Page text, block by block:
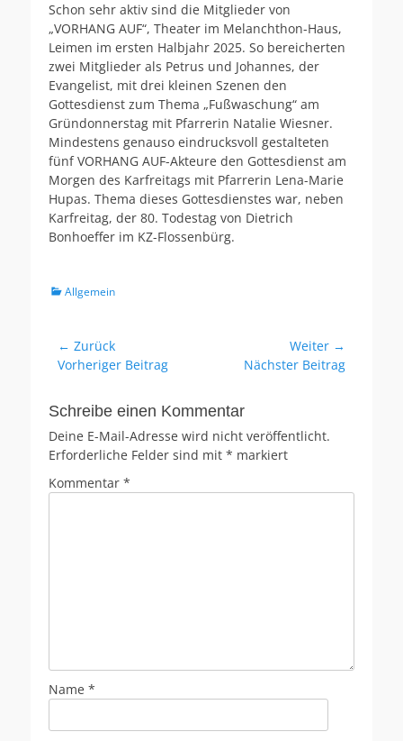
Schon sehr aktiv sind die Mitglieder von
„VORHANG AUF“, Theater im Melanchthon-Haus,
Leimen im ersten Halbjahr 2025. So bereicherten
zwei Mitglieder als Petrus und Johannes, der
Evangelist, mit drei kleinen Szenen den
Gottesdienst zum Thema „Fußwaschung“ am
Gründonnerstag mit Pfarrerin Natalie Wiesner.
Mindestens genauso eindrucksvoll gestalteten
fünf VORHANG AUF-Akteure den Gottesdienst am
Morgen des Karfreitags mit Pfarrerin Lena-Marie
Hupas. Thema dieses Gottesdienstes war, neben
Karfreitag, der 80. Todestag von Dietrich
Bonhoeffer im KZ-Flossenbürg.
Kategorien
Allgemein
Beitragsnavigation
← Zurück
Vorheriger
Vorheriger Beitrag
Weiter →
NächsterNächster Beitrag
Schreibe einen Kommentar
Deine E-Mail-Adresse wird nicht veröffentlicht.
Erforderliche Felder sind mit * markiert
Kommentar *
Name *